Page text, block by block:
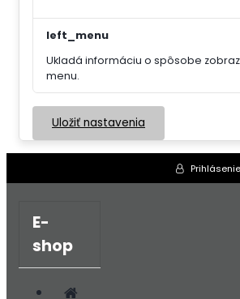
left_menu
Ukladá informáciu o spôsobe
menu.
Uložiť nastavenia
Prihlásenie
E-
shop